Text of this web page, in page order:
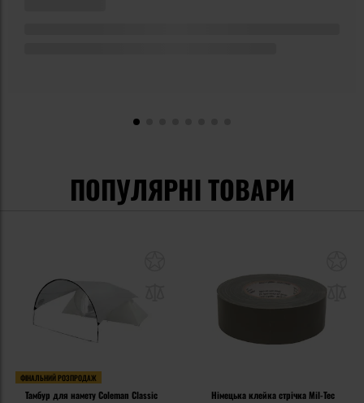
ПОПУЛЯРНІ ТОВАРИ
ФІНАЛЬНИЙ РОЗПРОДАЖ
Тамбур для намету Coleman Classic
Німецька клейка стрічка Mil-Tec